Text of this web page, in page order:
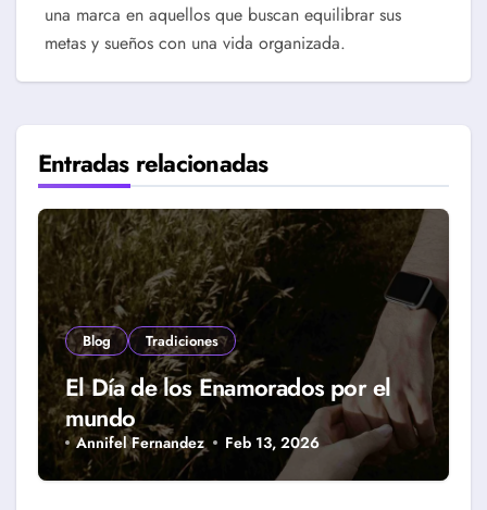
una marca en aquellos que buscan equilibrar sus
metas y sueños con una vida organizada.
Entradas relacionadas
Blog Tradiciones
El Día de los Enamorados por el
mundo
Annifel Fernandez Feb 13, 2026